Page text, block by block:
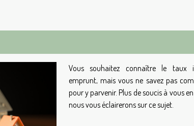
Vous souhaitez connaître le taux
emprunt, mais vous ne savez pas
pour y parvenir. Plus de soucis à vous
nous vous éclairerons sur ce sujet.